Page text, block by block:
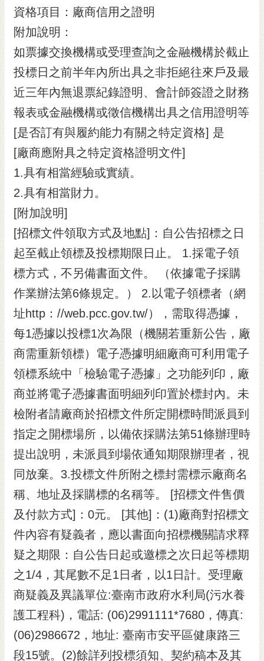
資格項目：廠商信用之證明
附加說明：
如票據交換機構或受理查詢之金融機構於截止
投標日之前半年內所出具之非拒絕往來戶及最
近三年內無退票紀錄證明、會計師簽證之財務
報表或金融機構或徵信機構出具之信用證明等
[是否訂有與履約能力有關之特定資格] 是
[廠商應附具之特定資格證明文件]
1.具有相當經驗或實績。
2.具有相當財力。
[附加說明]
[招標文件領取方式及地點]：自公告招標之日
起至截止領標及投標期限日止。 1.採電子領
標方式，不另備書面文件。 （依據電子採購
作業辦法第6條規定。） 2.以電子領標者（網
址http：//web.pcc.gov.tw/），需取得憑據，
每1憑據以投標1次為限（機關若重新公告，廠
商需重新領標）電子憑據明細廠商可利用電子
領標系統中「檢驗電子憑據」之功能列印，廠
商並將電子憑據書面明細列印置於標封內。未
檢附者請廠商於招標文件所定開標時間派員到
指定之開標場所，以備依採購法第51條辦理時
提出說明，未派員到場依通知期限辦理者，視
同放棄。3.投標文件所附之標封需標示廠商名
稱、地址及採購標的名稱等。 [招標文件售價
及付款方式]：0元。 [其他]：(1)廠商對招標文
件內容有疑義者，應以書面向招標機關請求釋
疑之期限：自公告日起或邀標之次日起等標期
之1/4，其尾數不足1日者，以1日計。受理廠
商疑義及異議單位:臺南市政府水利局(污水養
護工程科)，電話: (06)2991111*7680，傳真:
(06)2986672，地址: 臺南市安平區健康路三
段15號。(2)餘詳列投標須知、契約稿本及其